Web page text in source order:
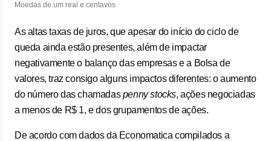
Moedas de um real e centavos
As altas taxas de juros, que apesar do início do ciclo de
queda ainda estão presentes, além de impactar
negativamente o balanço das empresas e a Bolsa de
valores, traz consigo alguns impactos diferentes: o aumento
do número das chamadaspenny stocks, ações negociadas
a menos de R$ 1, e dos grupamentos de ações.
De acordo com dados da Economatica compilados a